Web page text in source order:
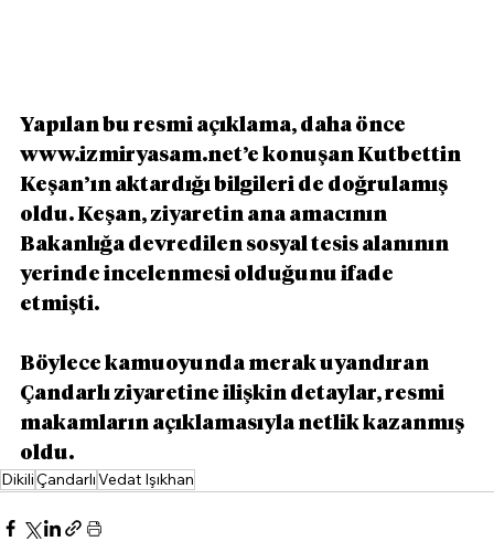
Yapılan bu resmi açıklama, daha önce
www.izmiryasam.net’e konuşan Kutbettin
Keşan’ın aktardığı bilgileri de doğrulamış
oldu. Keşan, ziyaretin ana amacının
Bakanlığa devredilen sosyal tesis alanının
yerinde incelenmesi olduğunu ifade
etmişti.
Böylece kamuoyunda merak uyandıran
Çandarlı ziyaretine ilişkin detaylar, resmi
makamların açıklamasıyla netlik kazanmış
oldu.
DikiliÇandarlıVedat Işıkhan